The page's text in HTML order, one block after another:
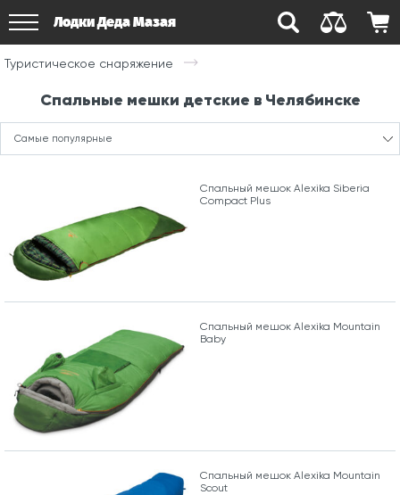
Лодки Деда Мазая
Туристическое снаряжение
Спальные мешки детские в Челябинске
Самые популярные
Спальный мешок Alexika Siberia
Compact Plus
Спальный мешок Alexika Mountain
Baby
Спальный мешок Alexika Mountain
Scout